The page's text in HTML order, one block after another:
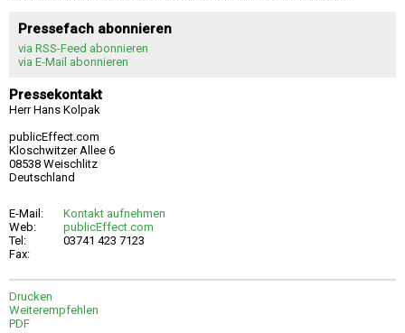
Pressefach abonnieren
via RSS-Feed abonnieren
via E-Mail abonnieren
Pressekontakt
Herr Hans Kolpak
publicEffect.com
Kloschwitzer Allee 6
08538 Weischlitz
Deutschland
E-Mail:
Kontakt aufnehmen
Web:
publicEffect.com
Tel:
03741 423 7123
Fax:
Drucken
Weiterempfehlen
PDF